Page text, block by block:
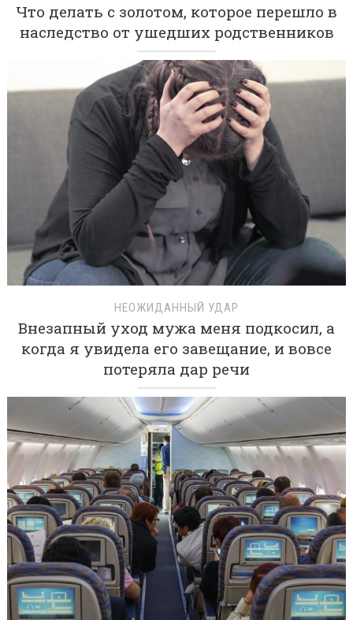
Что делать с золотом, которое перешло в
наследство от ушедших родственников
НЕОЖИДАННЫЙ УДАР
Внезапный уход мужа меня подкосил, а
когда я увидела его завещание, и вовсе
потеряла дар речи